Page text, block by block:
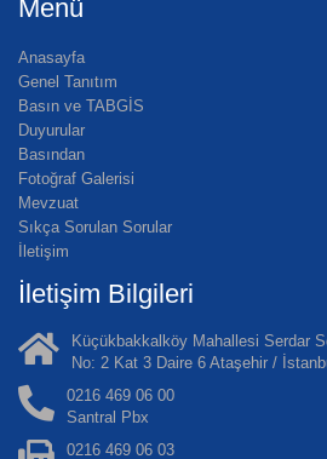
Menü
Anasayfa
Genel Tanıtım
Basın ve TABGİS
Duyurular
Basından
Fotoğraf Galerisi
Mevzuat
Sıkça Sorulan Sorular
İletişim
İletişim Bilgileri
Küçükbakkalköy Mahallesi Serdar
No: 2 Kat 3 Daire 6 Ataşehir /
0216 469 06 00
Santral Pbx
0216 469 06 03